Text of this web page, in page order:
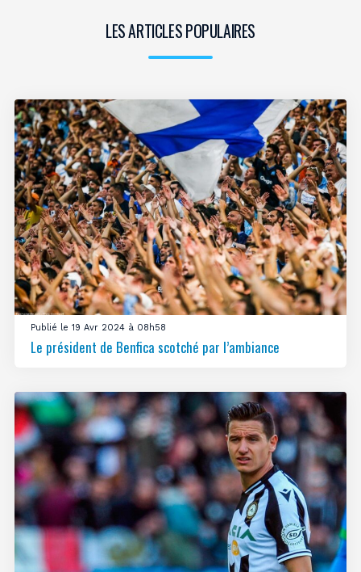
LES ARTICLES POPULAIRES
Publié le 19 Avr 2024 à 08h58
Le président de Benfica scotché par l’ambiance